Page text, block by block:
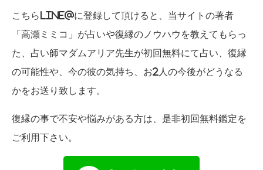
こちらLINE@に登録して頂けると、当サイトの著者
「高瀬ミミコ」が占いや復縁のノウハウを教えてもらっ
た、占い師マダムアリア先生が初回無料にて占い、復縁
の可能性や、今の彼の気持ち、お2人の今後がどうなる
かをお送り致します。
復縁の事で不安や悩みがある方は、是非初回無料鑑定を
ご利用下さい。